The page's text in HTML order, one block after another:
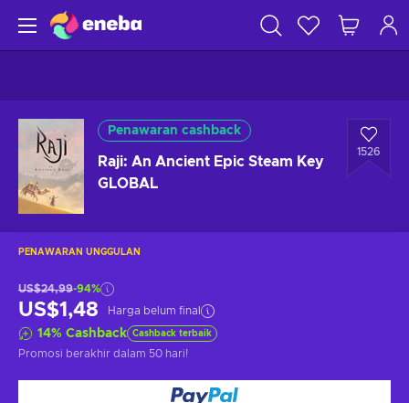
Penawaran cashback
Raji: An Ancient Epic Steam Key
GLOBAL
1526
PENAWARAN UNGGULAN
US$24,99-94%
US$1,48 Harga belum final
14% Cashback Cashback terbaik
Promosi berakhir dalam 50 hari!